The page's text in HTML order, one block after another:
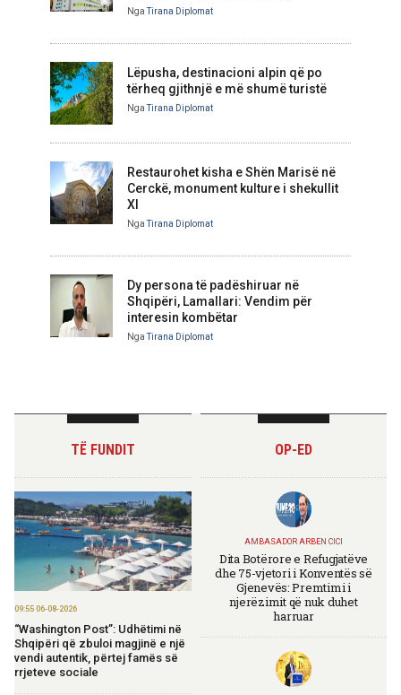
NgaTirana Diplomat
Lëpusha, destinacioni alpin që po
tërheq gjithnjë e më shumë turistë
NgaTirana Diplomat
Restaurohet kisha e Shën Marisë në
Cerckë, monument kulture i shekullit
XI
NgaTirana Diplomat
Dy persona të padëshiruar në
Shqipëri, Lamallari: Vendim për
interesin kombëtar
NgaTirana Diplomat
TË FUNDIT
09:55 06-08-2026
“Washington Post”: Udhëtimi në
Shqipëri që zbuloi magjinë e një
vendi autentik, përtej famës së
rrjeteve sociale
OP-ED
AMBASADOR ARBEN CICI
Dita Botërore e Refugjatëve
dhe 75-vjetori i Konventës së
Gjenevës: Premtimi i
njerëzimit që nuk duhet
harruar